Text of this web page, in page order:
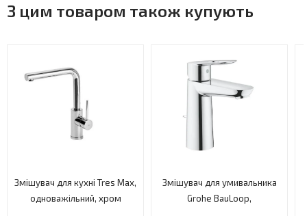
З цим товаром також купують
Змішувач для кухні Tres Max,
одноважільний, хром
Змішувач для умивальника
Grohe BauLoop,